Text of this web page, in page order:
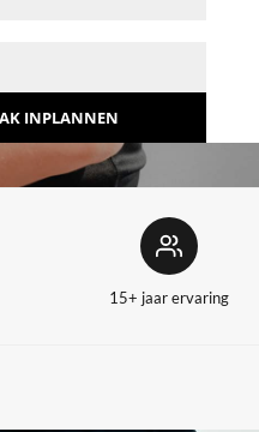
15+ jaar ervaring